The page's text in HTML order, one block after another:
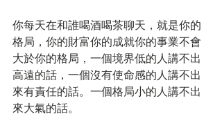
你每天在和誰喝酒喝茶聊天，就是你的
格局，你的財富你的成就你的事業不會
大於你的格局，一個境界低的人講不出
高遠的話，一個沒有使命感的人講不出
來有責任的話。一個格局小的人講不出
來大氣的話。